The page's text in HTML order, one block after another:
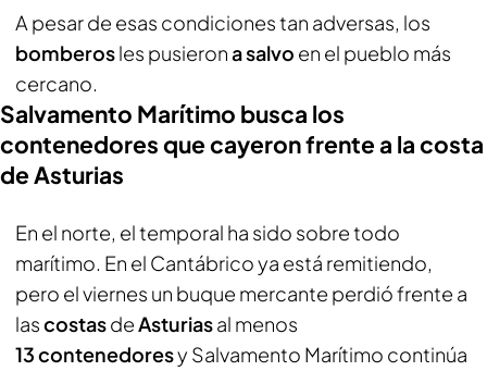
A pesar de esas condiciones tan adversas, los
bomberosles pusierona salvo en el pueblo más
cercano.
Salvamento Marítimo busca los
contenedores que cayeron frente a la costa
de Asturias
En el norte, el temporal ha sido sobre todo
marítimo. En el Cantábrico ya está remitiendo,
pero el viernes un buque mercante perdió frente a
lascostasdeAsturiasal menos
13 contenedoresy Salvamento Marítimo continúa